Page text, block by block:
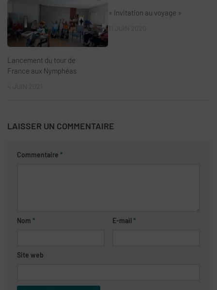
Lancement du tour de
France aux Nymphéas
« Invitation au voyage »
LAISSER UN COMMENTAIRE
Commentaire *
Nom * E-mail*
Site web